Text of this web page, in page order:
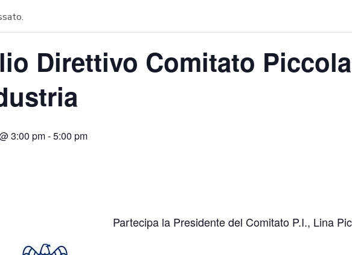
Direttivo Comitato
3:00 pm-5:00 pm
Partecipa la Presidente del Comitato P.I., Lina